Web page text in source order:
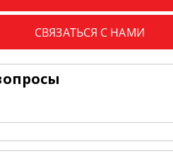
СВЯЗАТЬСЯ С НАМИ